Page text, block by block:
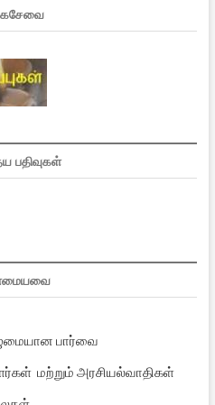
பதிவுகள்
பார்வை
மற்றும் அரசியல்வாதிகள்